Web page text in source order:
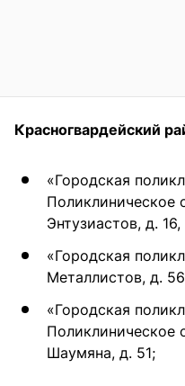
Красногвардейский
«Городская
Поликлиническое
Энтузиастов, д. 16,
«Городская
Металлистов, д.
«Городская
Поликлиническое
Шаумяна, д. 51;